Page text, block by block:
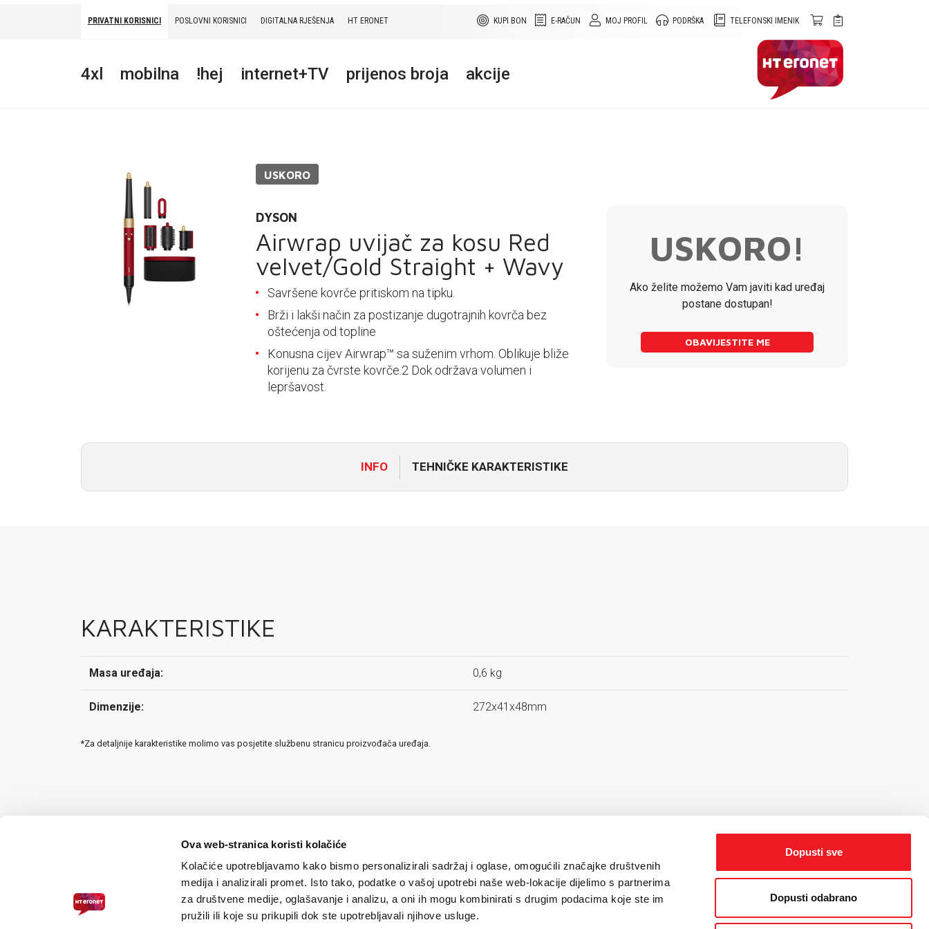
Ova web-stranica koristi kolačiće
Kolačiće upotrebljavamo kako bismo personalizirali sadržaj i oglase, omogućili značajke društvenih
medija i analizirali promet. Isto tako, podatke o vašoj upotrebi naše web-lokacije dijelimo s partnerima
za društvene medije, oglašavanje i analizu, a oni ih mogu kombinirati s drugim podacima koje ste im
pružili ili koje su prikupili dok ste upotrebljavali njihove usluge.
Dopusti sve
Dopusti odabrano
TELEFONSKI IMENIK
PODRŠKA
MOJ PROFIL
E-RAČUN
KUPI BON
PRIVATNI KORISNICI POSLOVNI KORISNICI DIGITALNA RJEŠENJA HT ERONET
4xl mobilna !hej internet+TV prijenos broja akcije
USKORO
DYSON
Airwrap uvijač za kosu Red
velvet/Gold Straight + Wavy
Savršene kovrče pritiskom na tipku.
Brži i lakši način za postizanje dugotrajnih kovrča bez
oštećenja od topline
Konusna cijev Airwrap™ sa suženim vrhom. Oblikuje bliže
korijenu za čvrste kovrče.2 Dok održava volumen i
lepršavost.
USKORO!
Ako želite možemo Vam javiti kad uređaj
postane dostupan!
OBAVIJESTITE ME
INFO TEHNIČKE KARAKTERISTIKE
KARAKTERISTIKE
Masa uređaja: 0,6 kg
Dimenzije: 272x41x48mm
*Za detaljnije karakteristike molimo vas posjetite službenu stranicu proizvođača uređaja.